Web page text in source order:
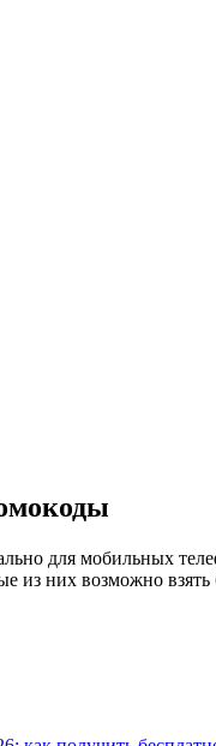
для мобильных
из них возможно